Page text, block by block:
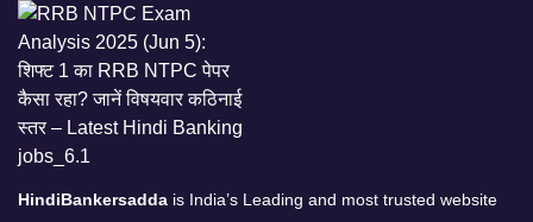
HindiBankersadda is India’s Leading and most trusted website